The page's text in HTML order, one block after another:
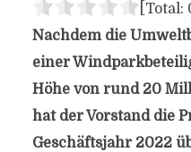
[Total:
Nachdem die
einer
Höhe von rund 20
hat der Vorstand die
Geschäftsjahr 2022